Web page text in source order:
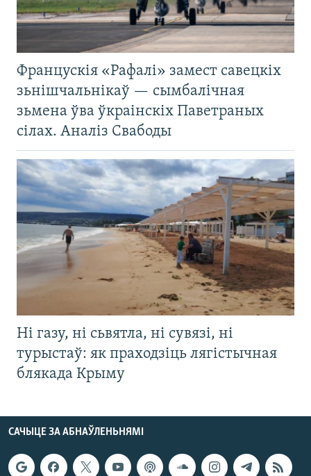
Францускія «Рафалі» замест савецкіх
зьнішчальнікаў — сымбалічная
зьмена ўва ўкраінскіх Паветраных
сілах. Аналіз Свабоды
Ні газу, ні сьвятла, ні сувязі, ні
турыстаў: як праходзіць лягістычная
блякада Крыму
САЧЫЦЕ ЗА АБНАЎЛЕНЬНЯМІ